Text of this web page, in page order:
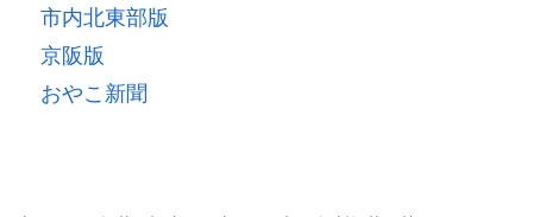
市内北東部版
京阪版
おやこ新聞